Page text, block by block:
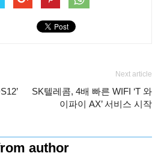
Next article
SK텔레콤, 4배 빠른 WIFI ‘T 와
이파이 AX’ 서비스 시작
author